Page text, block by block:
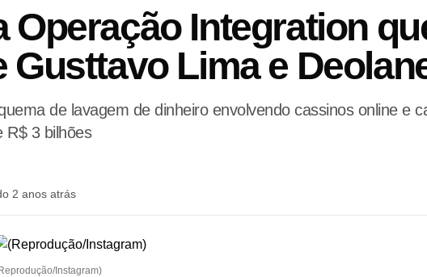
Operação Integration
Gusttavo Lima e
de lavagem de dinheiro envolvendo cassinos online e
R$ 3 bilhões
2 anos atrás
Instagram)